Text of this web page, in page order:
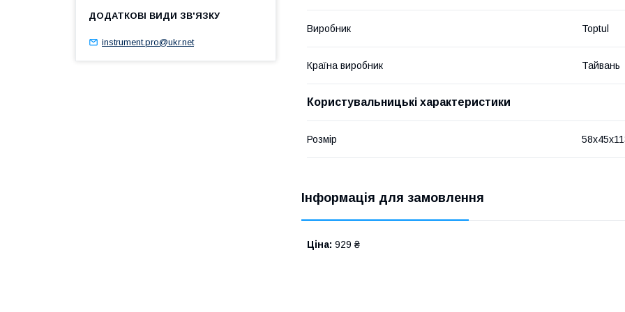
Виробник Toptul
Країна виробник Тайвань
Користувальницькі характеристики
Розмір
Інформація для замовлення
Ціна: 929 ₴
instrument.pro@ukr.net